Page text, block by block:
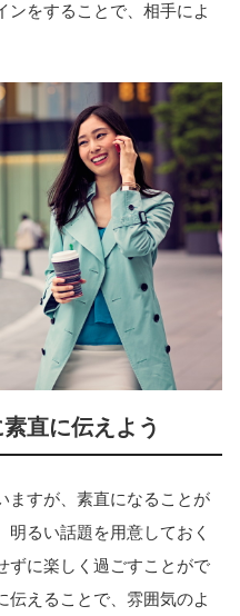
ンをすることで、相手によ
直に伝えよう
ますが、素直になることが
るい話題を用意しておく
ずに楽しく過ごすことがで
伝えることで、雰囲気のよ